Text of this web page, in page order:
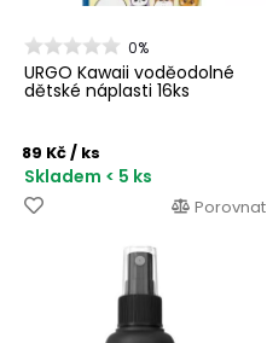
0%
URGO Kawaii voděodolné
dětské náplasti 16ks
89 Kč/ ks
Skladem < 5 ks
Porovnat